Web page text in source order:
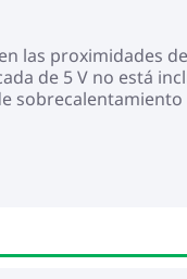
las proximidades
de 5 V no está
sobrecalentamiento